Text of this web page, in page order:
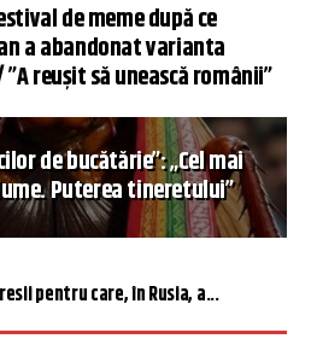
de meme după ce
a abandonat varianta
reușit să unească românii”
de bucătărie”: „Cel mai
Puterea tineretului”
pentru care, în Rusia, a...